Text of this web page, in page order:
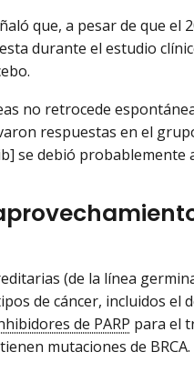
que, a pesar de que
durante el estudio
no retrocede
respuestas en el
se debió probablemente
(de la línea
de cáncer, incluidos el
de PARP para el
mutaciones de BRCA.